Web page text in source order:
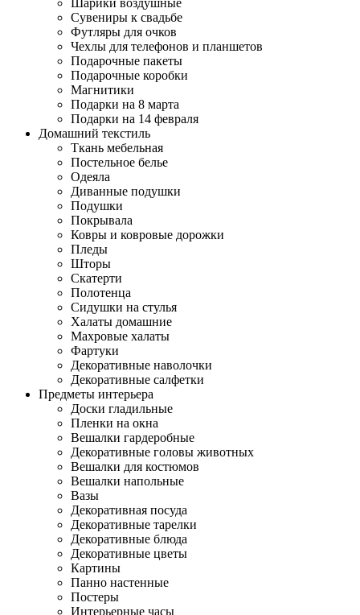
Шарики воздушные
Сувениры к свадьбе
Футляры для очков
Чехлы для телефонов и планшетов
Подарочные пакеты
Подарочные коробки
Магнитики
Подарки на 8 марта
Подарки на 14 февраля
Домашний текстиль
Ткань мебельная
Постельное белье
Одеяла
Диванные подушки
Подушки
Покрывала
Ковры и ковровые дорожки
Пледы
Шторы
Скатерти
Полотенца
Сидушки на стулья
Халаты домашние
Махровые халаты
Фартуки
Декоративные наволочки
Декоративные салфетки
Предметы интерьера
Доски гладильные
Пленки на окна
Вешалки гардеробные
Декоративные головы животных
Вешалки для костюмов
Вешалки напольные
Вазы
Декоративная посуда
Декоративные тарелки
Декоративные блюда
Декоративные цветы
Картины
Панно настенные
Постеры
Интерьерные часы